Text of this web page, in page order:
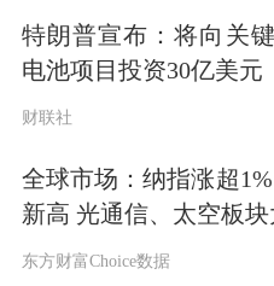
首先，国债期货为
率风险对冲工具。
机构在债市下跌的
债期货对冲，唯一
掉。国债期货上市
特朗普宣布：将向关
电池项目投资30亿美元
财联社
全球市场：纳指涨超1%
新高 光通信、太空板块
东方财富Choice数据